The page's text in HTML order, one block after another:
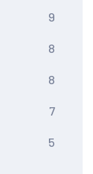
9
8
8
7
5